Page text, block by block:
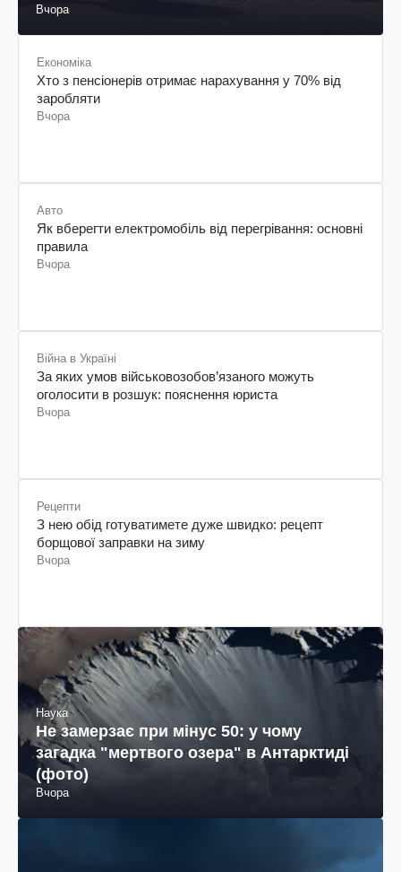
Вчора
Економіка
Хто з пенсіонерів отримає нарахування у 70% від
заробляти
Вчора
Авто
Як вберегти електромобіль від перегрівання: основні
правила
Вчора
Війна в Україні
За яких умов військовозобов’язаного можуть
оголосити в розшук: пояснення юриста
Вчора
Рецепти
З нею обід готуватимете дуже швидко: рецепт
борщової заправки на зиму
Вчора
Наука
Не замерзає при мінус 50: у чому
загадка "мертвого озера" в Антарктиді
(фото)
Вчора